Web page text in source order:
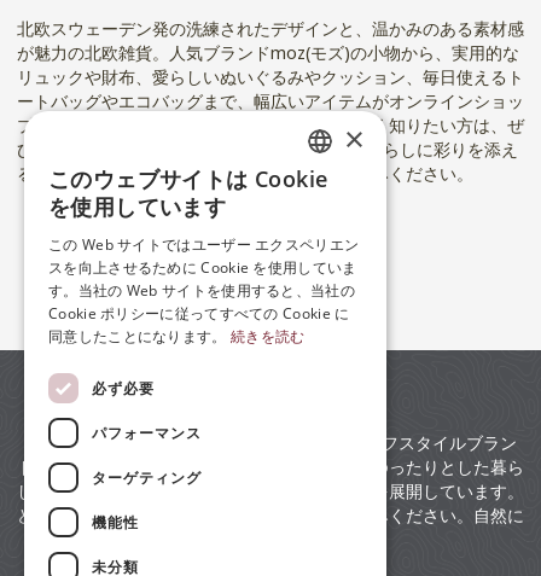
北欧スウェーデン発の洗練されたデザインと、温かみのある素材感
が魅力の北欧雑貨。人気ブランドmoz(モズ)の小物から、実用的な
リュックや財布、愛らしいぬいぐるみやクッション、毎日使えるト
ートバッグやエコバッグまで、幅広いアイテムがオンラインショッ
プで手に入ります。北欧雑貨の魅力をもっと深く知りたい方は、ぜ
ひブログ & ニュースにあるコラムページへ！ 暮らしに彩りを添え
る、とっておきの北欧雑貨との出会いをお楽しみください。
ブログ & ニュース
mozは、スウェーデンの暮らしに根ざしたライフスタイルブラン
ドです。お洒落な衣類から日用品まで、北欧のゆったりとした暮ら
し方に合わせてデザインした、さまざまな商品を展開しています。
どうぞスウェーデンのライフスタイルをお楽しみください。自然に
ENGLISH
ZH
×
このウェブサイトは Cookie
を使用しています
この Web サイトではユーザー エクスペリエン
スを向上させるために Cookie を使用していま
す。当社の Web サイトを使用すると、当社の
Cookie ポリシーに従ってすべての Cookie に
同意したことになります。
続きを読む
必ず必要
パフォーマンス
ターゲティング
機能性
未分類